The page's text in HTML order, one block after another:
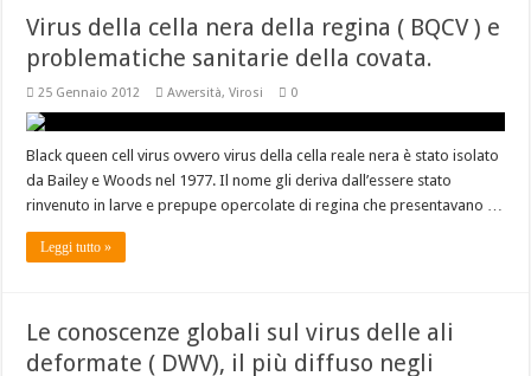
Virus della cella nera della regina ( BQCV ) e
problematiche sanitarie della covata.
25 Gennaio 2012 Avversità,Virosi 0
Black queen cell virus ovvero virus della cella reale nera è stato isolato
da Bailey e Woods nel 1977. Il nome gli deriva dall’essere stato
rinvenuto in larve e prepupe opercolate di regina che presentavano …
Leggi tutto »
Le conoscenze globali sul virus delle ali
deformate ( DWV), il più diffuso negli